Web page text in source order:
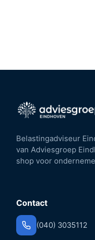
Belastingadviseur
van Adviesgroep
shop voor
Contact
(040) 3035112